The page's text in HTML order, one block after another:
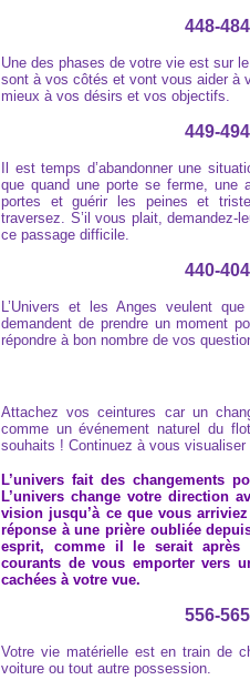
448-
Une des phases de votre vie est sur
sont à vos côtés et vont vous aider à
mieux à vos désirs et vos objectifs.
449-
Il est temps d’abandonner une
que quand une porte se ferme, une
portes et guérir les peines et
traversez. S’il vous plait, demandez-
ce passage difficile.
440-
L’Univers et les Anges veulent
demandent de prendre un moment
répondre à bon nombre de vos
Attachez vos ceintures car un
comme un événement naturel du
souhaits ! Continuez à vous
L’univers fait des changements
L’univers change votre direction
vision jusqu’à ce que vous
réponse à une prière oubliée
esprit, comme il le serait après
courants de vous emporter vers
cachées à votre vue.
556-
Votre vie matérielle est en train de
voiture ou tout autre possession.